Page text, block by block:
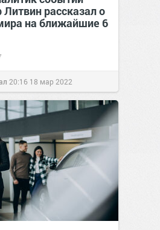
рассказал о
на ближайшие 6
20:16 18 мар 2022